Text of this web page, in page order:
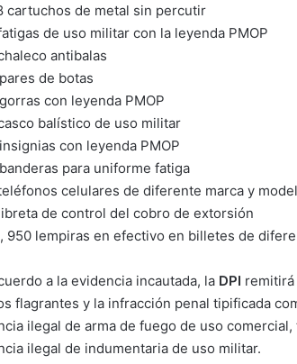
cartuchos de metal sin percutir
de uso militar con la leyenda PMOP
antibalas
de botas
con leyenda PMOP
balístico de uso militar
con leyenda PMOP
para uniforme fatiga
celulares de diferente marca y
de control del cobro de extorsión
950 lempiras en efectivo en billetes de
a la evidencia incautada, la DPI
flagrantes y la infracción penal tipificada
ilegal de arma de fuego de uso
ilegal de indumentaria de uso militar.